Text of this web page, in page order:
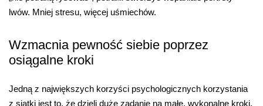
lwów. Mniej stresu, więcej uśmiechów.
Wzmacnia pewność siebie poprzez
osiągalne kroki
Jedną z największych korzyści psychologicznych korzystania
z siatki jest to, że dzieli duże zadanie na małe, wykonalne kroki.